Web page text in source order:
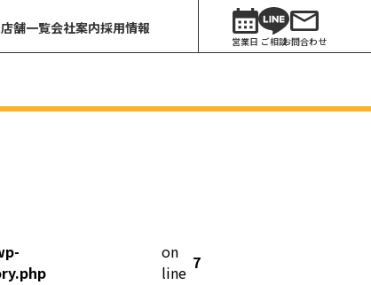
店舗一覧会社案内採用情報
営業日 ご相談お問合わせ
on
line 7